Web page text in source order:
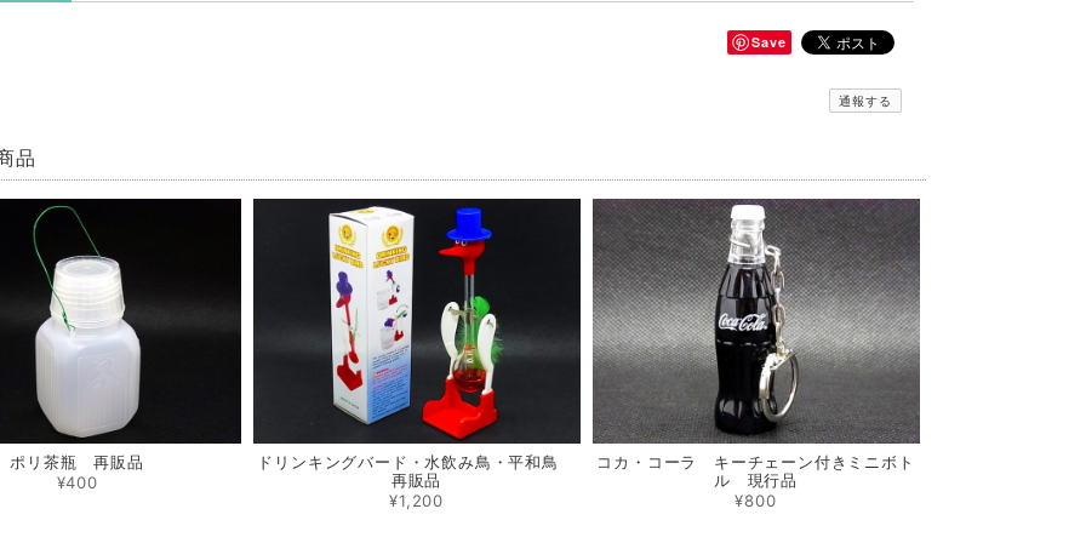
Save
通報する
品
ポリ茶瓶 再販品
¥400
ドリンキングバード・水飲み鳥・平和鳥
再販品
¥1,200
コカ・コーラ キーチェーン付きミニボト
ル 現行品
¥800